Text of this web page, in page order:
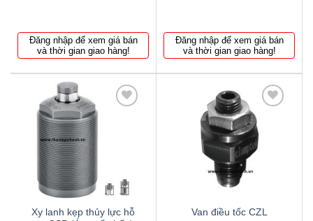
Đăng nhập để xem giá bán
và thời gian giao hàng!
Đăng nhập để xem giá bán
và thời gian giao hàng!
Xy lanh kẹp thủy lực hỗ
Thêm
wishlist
Van điều tốc CZL